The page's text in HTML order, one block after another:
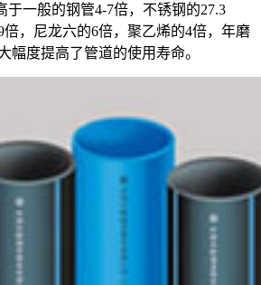
于一般的钢管4-7倍，不锈钢的27.3
，尼龙六的6倍，聚乙烯的4倍，年磨
幅度提高了管道的使用寿命。